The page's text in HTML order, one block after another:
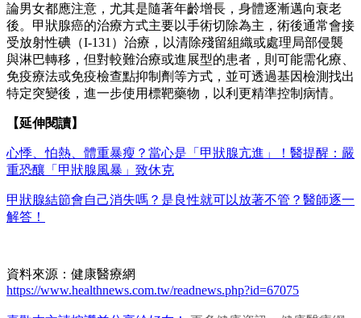
論男女都應注意，尤其是隨著年齡增長，身體逐漸邁向衰老
後。甲狀腺癌的治療方式主要以手術切除為主，術後通常會接
受放射性碘（I-131）治療，以清除殘留組織或處理局部侵襲
與淋巴轉移，但對較難治療或進展型的患者，則可能需化療、
免疫療法或免疫檢查點抑制劑等方式，並可透過基因檢測找出
特定突變後，進一步使用標靶藥物，以利更精準控制病情。
【延伸閱讀】
心悸、怕熱、體重暴瘦？當心是「甲狀腺亢進」！醫提醒：嚴
重恐釀「甲狀腺風暴」致休克
甲狀腺結節會自己消失嗎？是良性就可以放著不管？醫師逐一
解答！
資料來源：健康醫療網
https://www.healthnews.com.tw/readnews.php?id=67075